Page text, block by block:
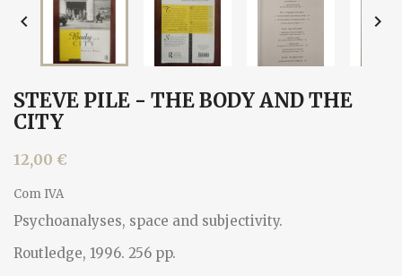
 
STEVE PILE - THE BODY AND THE
CITY
12,00 €
Com IVA
Psychoanalyses, space and subjectivity.
Routledge, 1996. 256 pp.